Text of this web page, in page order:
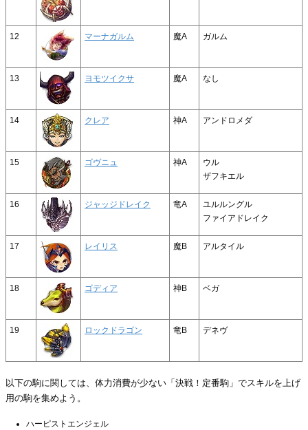
12 マーナガルム 魔A ガルム
13 ヨモツイクサ 魔A なし
14 クレア 神A アンドロメダ
15 ゴヴニュ 神A
ウル
ザフキエル
16 ジャッジドレイク 竜A
ユルルングル
ファイアドレイク
17 レイリス 魔B アルタイル
18 ゴディア 神B ベガ
19 ロックドラゴン 竜B デネヴ
以下の駒に関しては、体力消費が少ない「決戦！定番駒」でスキルを上げ
用の駒を集めよう。
ハーピストエンジェル